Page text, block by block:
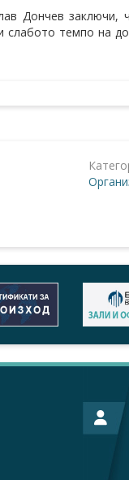
Дончев
слабото темпо на